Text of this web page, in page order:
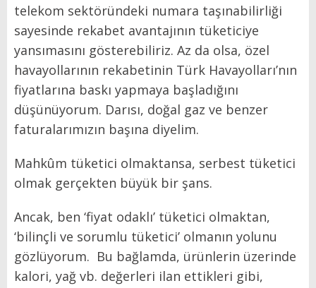
telekom sektöründeki numara taşınabilirliği
sayesinde rekabet avantajının tüketiciye
yansımasını gösterebiliriz. Az da olsa, özel
havayollarının rekabetinin Türk Havayolları’nın
fiyatlarına baskı yapmaya başladığını
düşünüyorum. Darısı, doğal gaz ve benzer
faturalarımızın başına diyelim.
Mahkûm tüketici olmaktansa, serbest tüketici
olmak gerçekten büyük bir şans.
Ancak, ben ‘fiyat odaklı’ tüketici olmaktan,
‘bilinçli ve sorumlu tüketici’ olmanın yolunu
gözlüyorum. Bu bağlamda, ürünlerin üzerinde
kalori, yağ vb. değerleri ilan ettikleri gibi,